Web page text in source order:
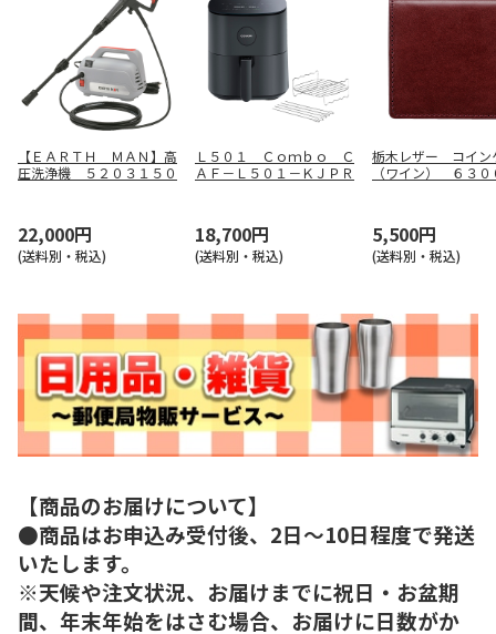
【ＥＡＲＴＨ ＭＡＮ】高
圧洗浄機 ５２０３１５０
22,000円
(送料別・税込)
Ｌ５０１ Ｃｏｍｂｏ Ｃ
ＡＦ－Ｌ５０１－ＫＪＰＲ
18,700円
(送料別・税込)
栃木レザー コイン
（ワイン） ６３０
5,500円
(送料別・税込)
【商品のお届けについて】
●商品はお申込み受付後、2日～10日程度で発送
いたします。
※天候や注文状況、お届けまでに祝日・お盆期
間、年末年始をはさむ場合、お届けに日数がか